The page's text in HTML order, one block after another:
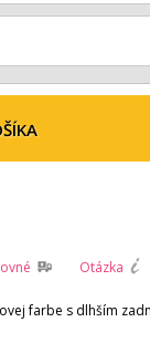
Otázka
farbe s dlhším